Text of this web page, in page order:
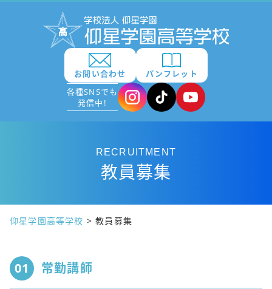
お問い合わせ
パンフレット
各種SNSでも
発信中!
RECRUITMENT
教員募集
仰星学園高等学校 >教員募集
01 常勤講師